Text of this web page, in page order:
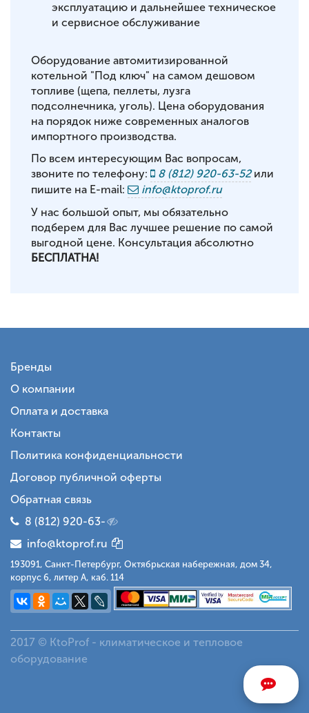
эксплуатацию и дальнейшее техническое
и сервисное обслуживание
Оборудование автомитизированной
котельной "Под ключ" на самом дешовом
топливе (щепа, пеллеты, лузга
подсолнечника, уголь). Цена оборудования
на порядок ниже современных аналогов
импортного производства.
По всем интересующим Вас вопросам,
звоните по телефону:
8 (812) 920-63-52или
пишите на E-mail:
info@ktoprof.ru
У нас большой опыт, мы обязательно
подберем для Вас лучшее решение по самой
выгодной цене. Консультация абсолютно
БЕСПЛАТНА!
Бренды
О компании
Оплата и доставка
Контакты
Политика конфиденциальности
Договор публичной оферты
Обратная связь
8 (812) 920-63-
info@ktoprof.ru
193091, Санкт-Петербург, Октябрьская набережная, дом 34,
корпус 6, литер А, каб. 114
2017 © KtoProf - климатическое и тепловое
оборудование